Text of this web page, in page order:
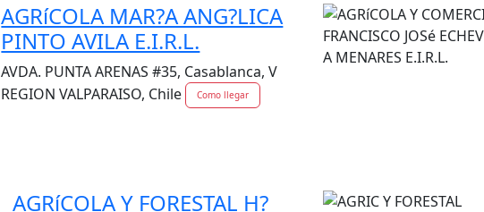
AGRíCOLA MAR?A ANG?LICA
PINTO AVILA E.I.R.L.
AVDA. PUNTA ARENAS #35, Casablanca, V
REGION VALPARAISO, Chile
Como llegar
AGRíCOLA Y FORESTAL H?